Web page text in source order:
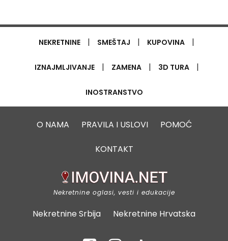
NEKRETNINE | SMEŠTAJ | KUPOVINA |
IZNAJMLJIVANJE | ZAMENA | 3D TURA |
INOSTRANSTVO
O NAMA PRAVILA I USLOVI POMOĆ
KONTAKT
Nekretnine oglasi, vesti i edukacije
Nekretnine Srbija Nekretnine Hrvatska